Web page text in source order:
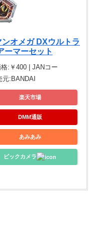
オメガ DXウルトラ
ーマーセット
:￥400 | JANコー
元:BANDAI
楽天市場
DMM通販
あみあみ
ビックカメラ